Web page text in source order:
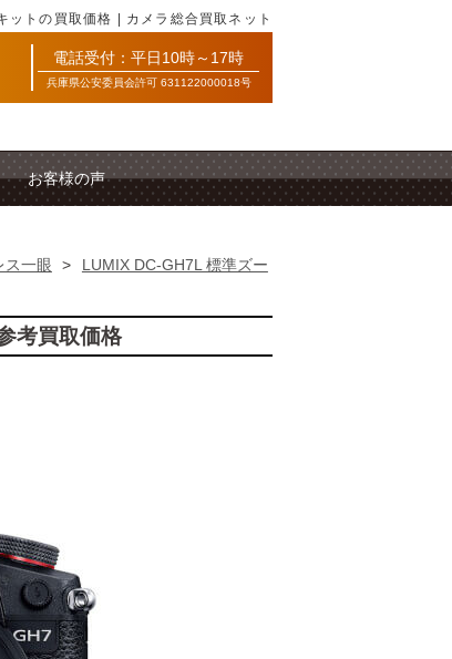
トの買取価格 | カメラ総合買取ネット
電話受付：平日10時～17時
兵庫県公安委員会許可 631122000018号
お客様の声
ス一眼 >
LUMIX DC-GH7L 標準ズー
考買取価格